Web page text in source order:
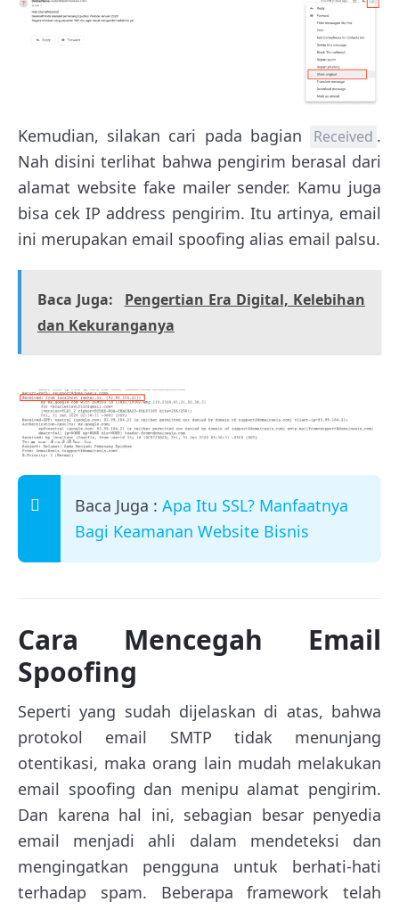
Kemudian, silakan cari pada bagian Received .
Nah disini terlihat bahwa pengirim berasal dari
alamat website fake mailer sender. Kamu juga
bisa cek IP address pengirim. Itu artinya, email
ini merupakan email spoofing alias email palsu.
Baca Juga:
Pengertian Era Digital, Kelebihan
dan Kekuranganya
Baca Juga : Apa Itu SSL? Manfaatnya
Bagi Keamanan Website Bisnis
Cara Mencegah Email
Spoofing
Seperti yang sudah dijelaskan di atas, bahwa
protokol email SMTP tidak menunjang
otentikasi, maka orang lain mudah melakukan
email spoofing dan menipu alamat pengirim.
Dan karena hal ini, sebagian besar penyedia
email menjadi ahli dalam mendeteksi dan
mengingatkan pengguna untuk berhati-hati
terhadap spam. Beberapa framework telah